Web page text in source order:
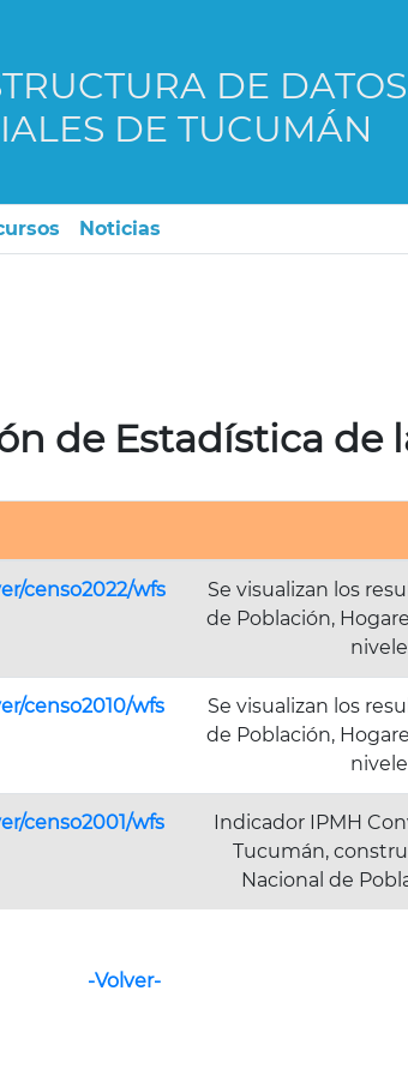
DE DATOS
DE TUCUMÁN
Noticias
de Estadística de
censo2022/wfs
Se visualizan los
de Población,
censo2010/wfs
Se visualizan los
de Población,
censo2001/wfs
Indicador IPMH
Tucumán,
Nacional de
-Volver-